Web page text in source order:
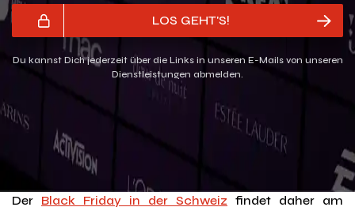
LOS GEHT'S!
Du kannst Dich jederzeit über die Links in unseren E-Mails von unseren
Dienstleistungen abmelden.
Der Black Friday in der Schweiz findet daher am